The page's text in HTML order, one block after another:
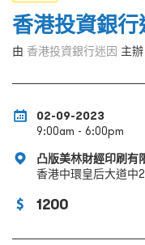
香港投資銀
由 香港投資銀行迷因 主辦
02-09-2023
9:00am - 6:00pm
凸版美林財經印刷有
香港中環皇后大道中
1200